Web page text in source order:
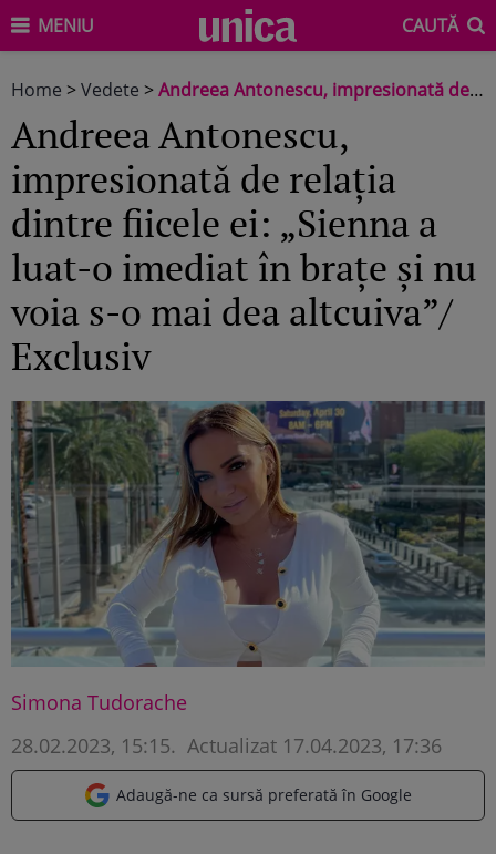
MENIU CAUTĂ
Home >Vedete >Andreea Antonescu, impresionată de relația dintre fiicele ei: „Sienna a luat-o imediat în brațe și nu voia s-o mai dea altcuiva”/ Exclusiv
Andreea Antonescu,
impresionată de relația
dintre fiicele ei: „Sienna a
luat-o imediat în brațe și nu
voia s-o mai dea altcuiva”/
Exclusiv
Simona Tudorache
28.02.2023, 15:15. Actualizat 17.04.2023, 17:36
Adaugă-ne ca sursă preferată în Google